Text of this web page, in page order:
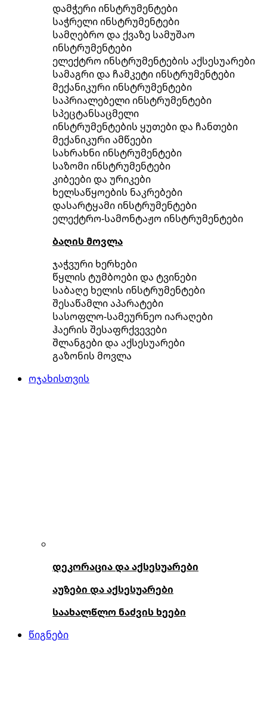
დამჭერი ინსტრუმენტები
საჭრელი ინსტრუმენტები
სამღებრო და ქვაზე სამუშაო
ინსტრუმენტები
ელექტრო ინსტრუმენტების აქსესუარები
სამაგრი და ჩამკეტი ინსტრუმენტები
მექანიკური ინსტრუმენტები
საპრიალებელი ინსტრუმენტები
სპეცტანსაცმელი
ინსტრუმენტების ყუთები და ჩანთები
მექანიკური ამწეები
სახრახნი ინსტრუმენტები
საზომი ინსტრუმენტები
კიბეები და ურიკები
ხელსაწყოების ნაკრებები
დასარტყამი ინსტრუმენტები
ელექტრო-სამონტაჟო ინსტრუმენტები
ბაღის მოვლა
ჯაჭვური ხერხები
წყლის ტუმბოები და ტვინები
საბაღე ხელის ინსტრუმენტები
შესაწამლი აპარატები
სასოფლო-სამეურნეო იარაღები
ჰაერის შესაფრქვევები
შლანგები და აქსესუარები
გაზონის მოვლა
ოჯახისთვის
დეკორაცია და აქსესუარები
აუზები და აქსესუარები
საახალწლო ნაძვის ხეები
წიგნები